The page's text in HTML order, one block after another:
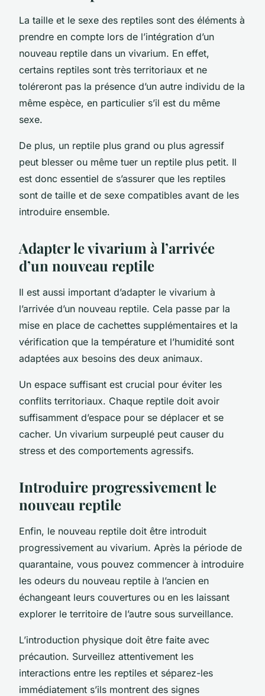
La taille et le sexe des reptiles sont des éléments à
prendre en compte lors de l’intégration d’un
nouveau reptile dans un vivarium. En effet,
certains reptiles sont très territoriaux et ne
toléreront pas la présence d’un autre individu de la
même espèce, en particulier s’il est du même
sexe.
De plus, un reptile plus grand ou plus agressif
peut blesser ou même tuer un reptile plus petit. Il
est donc essentiel de s’assurer que les reptiles
sont de taille et de sexe compatibles avant de les
introduire ensemble.
Adapter le vivarium à l’arrivée
d’un nouveau reptile
Il est aussi important d’adapter le vivarium à
l’arrivée d’un nouveau reptile. Cela passe par la
mise en place de cachettes supplémentaires et la
vérification que la température et l’humidité sont
adaptées aux besoins des deux animaux.
Un espace suffisant est crucial pour éviter les
conflits territoriaux. Chaque reptile doit avoir
suffisamment d’espace pour se déplacer et se
cacher. Un vivarium surpeuplé peut causer du
stress et des comportements agressifs.
Introduire progressivement le
nouveau reptile
Enfin, le nouveau reptile doit être introduit
progressivement au vivarium. Après la période de
quarantaine, vous pouvez commencer à introduire
les odeurs du nouveau reptile à l’ancien en
échangeant leurs couvertures ou en les laissant
explorer le territoire de l’autre sous surveillance.
L’introduction physique doit être faite avec
précaution. Surveillez attentivement les
interactions entre les reptiles et séparez-les
immédiatement s’ils montrent des signes